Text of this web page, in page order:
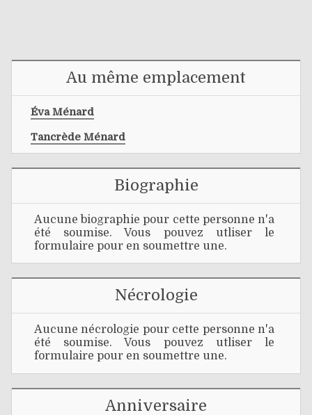
Au même emplacement
Éva Ménard
Tancrède Ménard
Biographie
Aucune biographie pour cette personne n'a
été soumise. Vous pouvez utliser le
formulaire pour en soumettre une.
Nécrologie
Aucune nécrologie pour cette personne n'a
été soumise. Vous pouvez utliser le
formulaire pour en soumettre une.
Anniversaire